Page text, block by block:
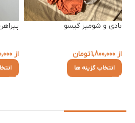
بادی و شومیز گیسو
از 1,800,000تومان
انتخاب گزینه ها
از